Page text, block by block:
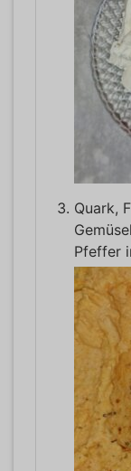
Quark,
Pfeffer